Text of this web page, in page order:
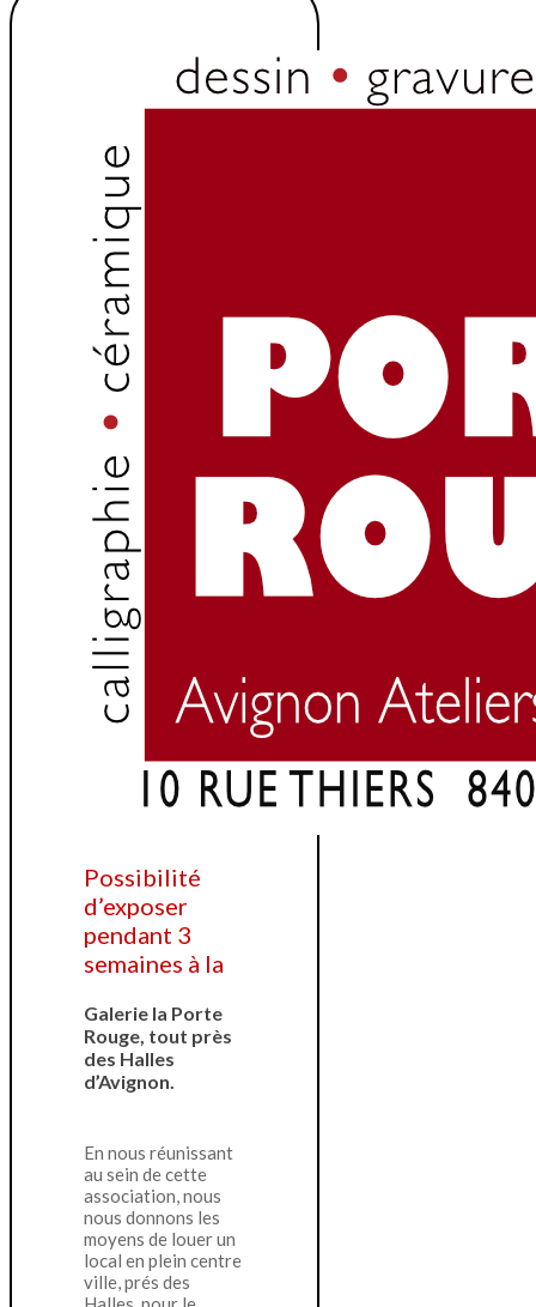
Possibilité
d’exposer
pendant 3
semaines à la
Galerie la Porte
Rouge, tout près
des Halles
d’Avignon.
En nous réunissant
au sein de cette
association, nous
nous donnons les
moyens de louer un
local en plein centre
ville, prés des